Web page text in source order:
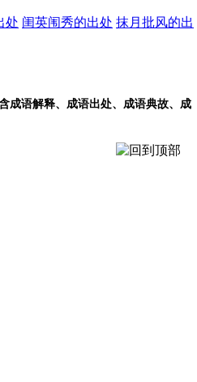
处 闺英闱秀的出处 抹月批风的出
成语解释、成语出处、成语典故、成